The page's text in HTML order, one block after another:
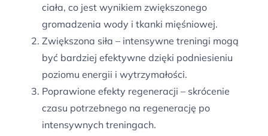
ciała, co jest wynikiem zwiększonego
gromadzenia wody i tkanki mięśniowej.
Zwiększona siła – intensywne treningi mogą
być bardziej efektywne dzięki podniesieniu
poziomu energii i wytrzymałości.
Poprawione efekty regeneracji – skrócenie
czasu potrzebnego na regenerację po
intensywnych treningach.